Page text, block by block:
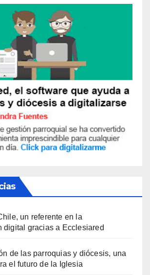
un referente en la
digital gracias a Ecclesiared
de las parroquias y diócesis, una
el futuro de la Iglesia